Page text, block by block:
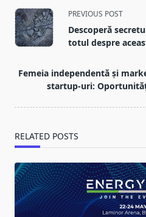
<span
class="nav-
subtitle
reader-
text">Page</span>
PREVIOUS POST
Descoperă
totul despre
Femeia independentă și
startup-uri:
RELATED POSTS